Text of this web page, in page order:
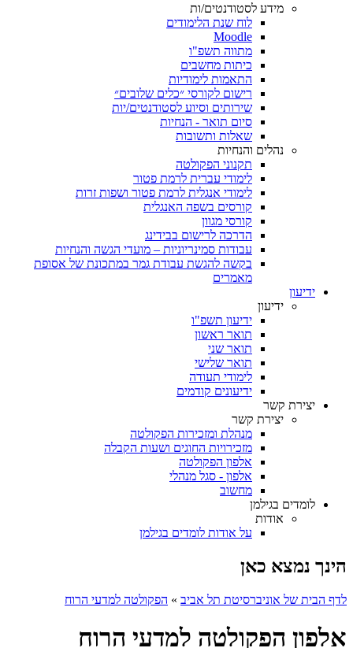
מידע לסטודנטים/ות
לוח שנת הלימודים
Moodle
מתווה תשפ"ו
כיתות מחשבים
התאמות לימודיות
רישום לקורסי ״כלים שלובים״
שירותים וסיוע לסטודנטים/יות
סיום תואר - הנחיות
שאלות ותשובות
נהלים והנחיות
תקנוני הפקולטה
לימודי עברית לרמת פטור
לימודי אנגלית לרמת פטור ושפות זרות
קורסים בשפה האנגלית
קורסי מגוון
הדרכה לרישום בבידינג
עבודות סמינריוניות – מועדי הגשה והנחיות
בקשה להגשת עבודת גמר במתכונת של אסופת
מאמרים
ידיעון
ידיעון
ידיעון תשפ"ו
תואר ראשון
תואר שני
תואר שלישי
לימודי תעודה
ידיעונים קודמים
יצירת קשר
יצירת קשר
מנהלת ומזכירות הפקולטה
מזכירויות החוגים ושעות הקבלה
אלפון הפקולטה
אלפון - סגל מנהלי
מחשוב
לומדים בגילמן
אודות
על אודות לומדים בגילמן
הינך נמצא כאן
לדף הבית של אוניברסיטת תל אביב » הפקולטה למדעי הרוח
אלפון הפקולטה למדעי הרוח